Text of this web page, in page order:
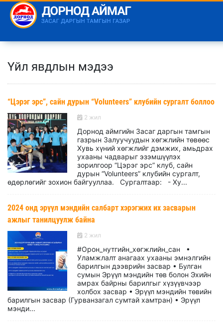
Үйл явдлын мэдээ
“Цэрэг эрс”, сайн дурын “Volunteers” клубийн сургалт боллоо
2 жил
Дорнод аймгийн Засаг даргын тамгын
газрын Залуучуудын хөгжлийн төвөөс
Хувь хүний хөгжлийг дэмжих, амьдрах
ухааны чадварыг эзэмшүүлэх
зорилгоор “Цэрэг эрс” клуб, сайн
дурын “Volunteers” клубийн сургалт,
өдөрлөгийг зохион байгууллаа. Сургалтаар: - Ху...
2024 онд эрүүл мэндийн салбарт хэрэгжих их засварын
ажлыг танилцуулж байна
2 жил
#Орон_нутгийн_хөгжлийн_сан •
Уламжлалт анагаах ухааны эмнэлгийн
барилгын дээврийн засвар • Булган
сумын Эрүүл мэндийн төв болон Эхийн
амрах байрны барилгыг хүзүүвчээр
холбох засвар • Эрүүл мэндийн төвийн
барилгын засвар (Гурванзагал сумтай хамтран) • Эрүүл
мэнди...